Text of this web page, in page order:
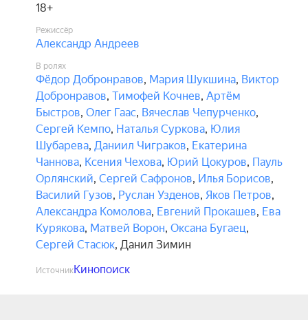
18+
Режиссёр
Александр Андреев
В ролях
Фёдор Добронравов, Мария Шукшина, Виктор
Добронравов, Тимофей Кочнев, Артём
Быстров, Олег Гаас, Вячеслав Чепурченко,
Сергей Кемпо, Наталья Суркова, Юлия
Шубарева, Даниил Чиграков, Екатерина
Чаннова, Ксения Чехова, Юрий Цокуров, Пауль
Орлянский, Сергей Сафронов, Илья Борисов,
Василий Гузов, Руслан Узденов, Яков Петров,
Александра Комолова, Евгений Прокашев, Ева
Курякова, Матвей Ворон, Оксана Бугаец,
Сергей Стасюк, Данил Зимин
ИсточникКинопоиск